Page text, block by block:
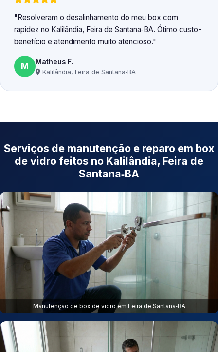
Resolveram o desalinhamento do meu box com
rapidez no Kalilândia, Feira de Santana‑BA. Ótimo custo-
benefício e atendimento muito atencioso.
M Matheus F.
Kalilândia, Feira de Santana‑BA
Serviços de manutenção e reparo em box
de vidro feitos no Kalilândia, Feira de
Santana‑BA
Manutenção de box de vidro em Feira de Santana‑BA